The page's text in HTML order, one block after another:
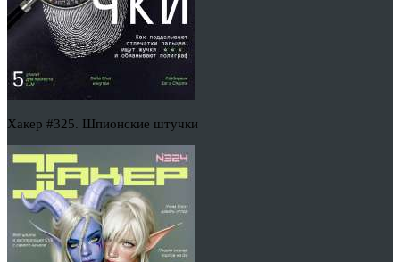
Хакер #325. Шпионские штучки